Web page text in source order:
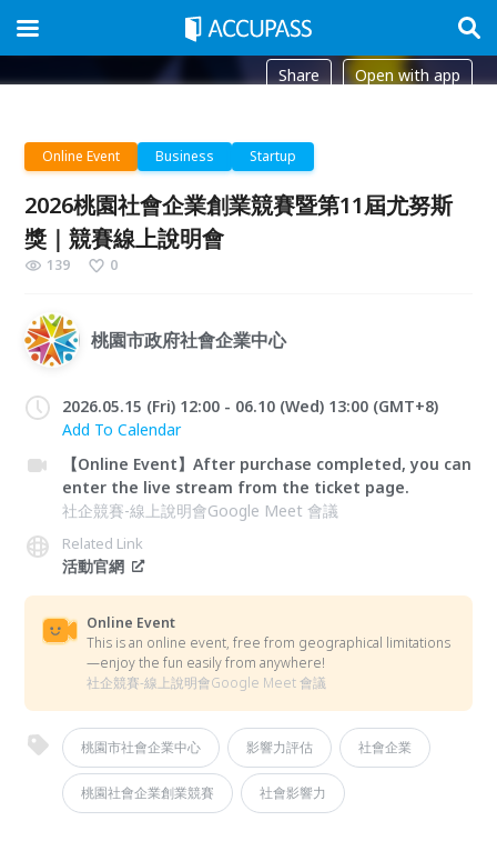
Share Open with app
Online Event Business Startup
2026桃園社會企業創業競賽暨第11屆尤努斯
獎｜競賽線上說明會
139 0
桃園市政府社會企業中心
2026.05.15 (Fri) 12:00 - 06.10 (Wed) 13:00 (GMT+8)
Add To Calendar
【Online Event】After purchase completed, you can
enter the live stream from the ticket page.
社企競賽-線上說明會Google Meet 會議
Related Link
活動官網
Online Event
This is an online event, free from geographical limitations
—enjoy the fun easily from anywhere!
社企競賽-線上說明會Google Meet 會議
桃園市社會企業中心 影響力評估 社會企業
桃園社會企業創業競賽 社會影響力